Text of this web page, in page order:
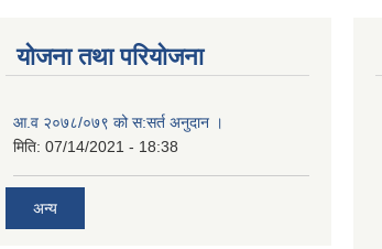
योजना तथा परियोजना
आ.व २०७८/०७९ को स:सर्त अनुदान ।
मिति: 07/14/2021 - 18:38
अन्य